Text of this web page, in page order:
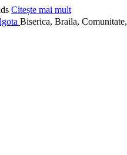
Citește mai mult
Biserica, Braila, Comunitate,